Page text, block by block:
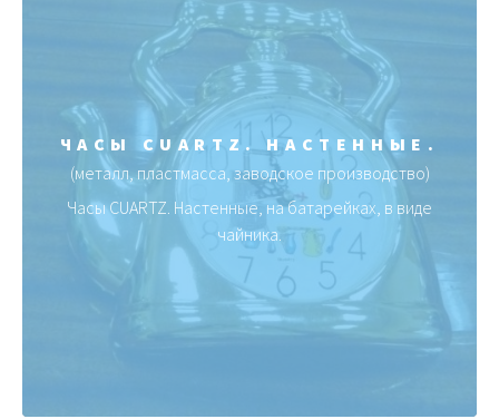
ЧАСЫ CUARTZ. НАСТЕННЫЕ.
(металл, пластмасса, заводское производство)
Часы CUARTZ. Настенные, на батарейках, в виде
чайника.